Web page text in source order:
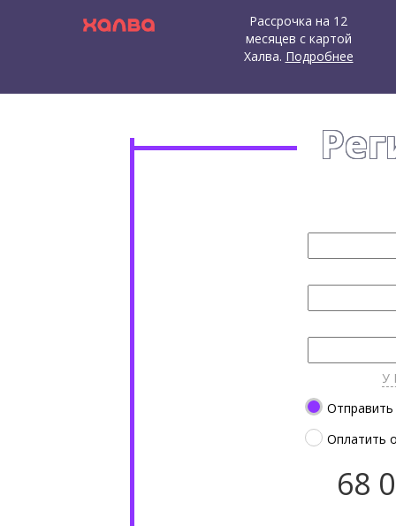
Рассрочка на 12
месяцев с картой
Халва. Подробнее
У
Отправить
Оплатить
68